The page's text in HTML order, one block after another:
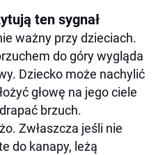
ten sygnał
ważny przy dzieciach.
do góry wygląda
Dziecko może nachylić
głowę na jego ciele
brzuch.
Zwłaszcza jeśli nie
do kanapy, leżą